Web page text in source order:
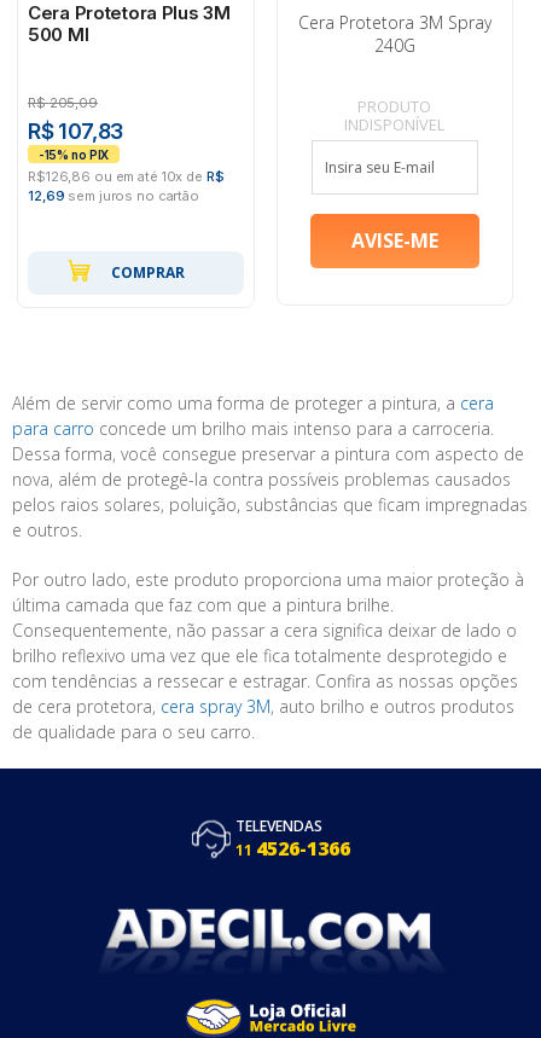
Cera Protetora Plus 3M
500 Ml
R$ 205,09
R$ 107,83
R$126,86 ou em até 10x de R$
12,69 sem juros no cartão
COMPRAR
Cera Protetora 3M Spray
240G
PRODUTO
INDISPONÍVEL
Além de servir como uma forma de proteger a pintura, a cera
para carro concede um brilho mais intenso para a carroceria.
Dessa forma, você consegue preservar a pintura com aspecto de
nova, além de protegê-la contra possíveis problemas causados
pelos raios solares, poluição, substâncias que ficam impregnadas
e outros.
Por outro lado, este produto proporciona uma maior proteção à
última camada que faz com que a pintura brilhe.
Consequentemente, não passar a cera significa deixar de lado o
brilho reflexivo uma vez que ele fica totalmente desprotegido e
com tendências a ressecar e estragar. Confira as nossas opções
de cera protetora, cera spray 3M, auto brilho e outros produtos
de qualidade para o seu carro.
TELEVENDAS
11 4526-1366